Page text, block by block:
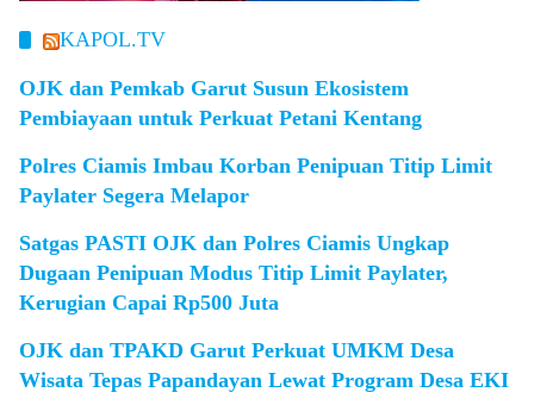
KAPOL.TV
OJK dan Pemkab Garut Susun Ekosistem
Pembiayaan untuk Perkuat Petani Kentang
Polres Ciamis Imbau Korban Penipuan Titip Limit
Paylater Segera Melapor
Satgas PASTI OJK dan Polres Ciamis Ungkap
Dugaan Penipuan Modus Titip Limit Paylater,
Kerugian Capai Rp500 Juta
OJK dan TPAKD Garut Perkuat UMKM Desa
Wisata Tepas Papandayan Lewat Program Desa EKI